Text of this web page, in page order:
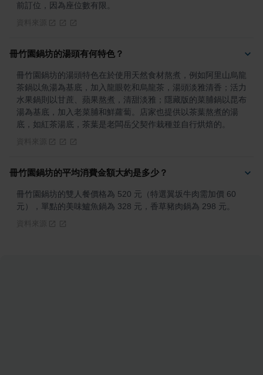
前訂位，因為座位數有限。
冊竹園鍋坊的湯頭有何特色？
冊竹園鍋坊的湯頭特色在於使用天然食材熬煮，例如阿里山烏龍
茶鍋以魚湯為基底，加入龍眼乾和烏龍茶，湯頭淡雅清香；活力
水果鍋則以甘蔗、蘋果熬煮，清甜淡雅；隱藏版的菜脯鍋以昆布
湯為基底，加入老菜脯和鮮蘿蔔。店家也提供以茶葉熬煮的湯
底，如紅茶湯底，茶葉是老闆岳父契作栽種並自行烘焙的。
冊竹園鍋坊的平均消費金額大約是多少？
冊竹園鍋坊的雙人餐價格為 520 元（特選翼坂牛肉需加價 60
元），單點的美味鱸魚鍋為 328 元，香草豬肉鍋為 298 元。